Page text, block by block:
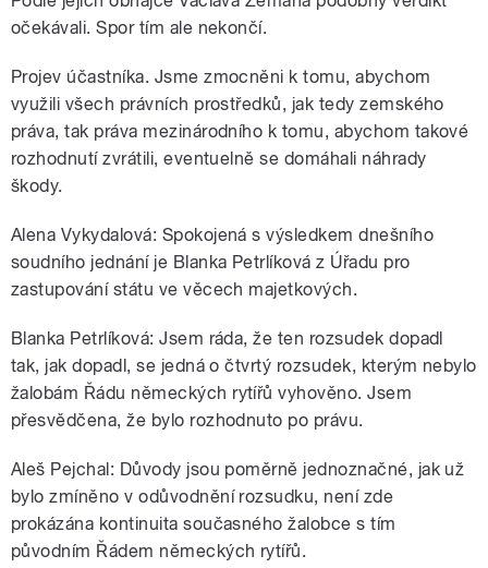
očekávali. Spor tím ale nekončí.
Projev účastníka. Jsme zmocněni k tomu, abychom
využili všech právních prostředků, jak tedy zemského
práva, tak práva mezinárodního k tomu, abychom takové
rozhodnutí zvrátili, eventuelně se domáhali náhrady
škody.
Alena Vykydalová: Spokojená s výsledkem dnešního
soudního jednání je Blanka Petrlíková z Úřadu pro
zastupování státu ve věcech majetkových.
Blanka Petrlíková: Jsem ráda, že ten rozsudek dopadl
tak, jak dopadl, se jedná o čtvrtý rozsudek, kterým nebylo
žalobám Řádu německých rytířů vyhověno. Jsem
přesvědčena, že bylo rozhodnuto po právu.
Aleš Pejchal: Důvody jsou poměrně jednoznačné, jak už
bylo zmíněno v odůvodnění rozsudku, není zde
prokázána kontinuita současného žalobce s tím
původním Řádem německých rytířů.